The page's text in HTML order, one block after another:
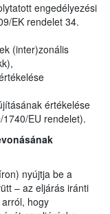
engedélyezési
EK rendelet 34.
(inter)zonális
értékelése
EU rendelet).
nyújtja be a
– az eljárás iránti
hogy